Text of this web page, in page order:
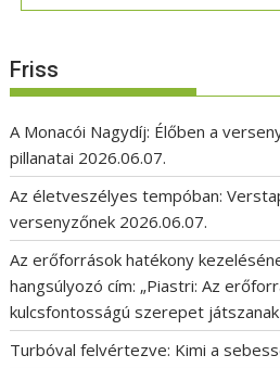
Friss
A Monacói Nagydíj: Élőben a
pillanatai 2026.06.07.
Az életveszélyes tempóban:
versenyzőnek 2026.06.07.
Az erőforrások hatékony
hangsúlyozó cím: „Piastri: Az
kulcsfontosságú szerepet játszanak
Turbóval felvértezve: Kimi a